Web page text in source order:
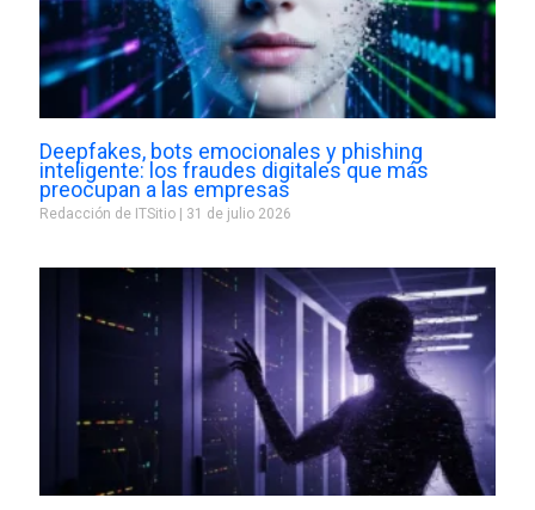
Deepfakes, bots emocionales y phishing
inteligente: los fraudes digitales que más
preocupan a las empresas
Redacción de ITSitio 31 de julio 2026